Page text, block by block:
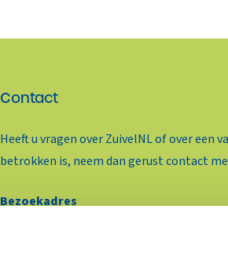
Contact
Heeft u vragen over ZuivelNL of over een
betrokken is, neem dan gerust contact
Bezoekadres